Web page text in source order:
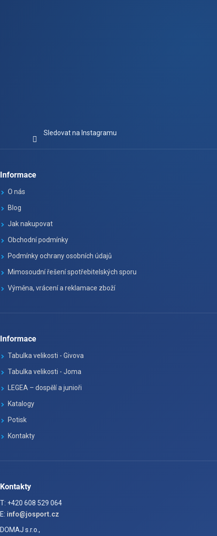
Sledovat na Instagramu
Informace
O nás
Blog
Jak nakupovat
Obchodní podmínky
Podmínky ochrany osobních údajů
Mimosoudní řešení spotřebitelských sporu
Výměna, vrácení a reklamace zboží
Informace
Tabulka velikosti - Givova
Tabulka velikosti - Joma
LEGEA – dospělí a junioři
Katalogy
Potisk
Kontakty
Kontakty
T: +420 608 529 064
E: info@josport.cz
DOMAJ s.r.o.,